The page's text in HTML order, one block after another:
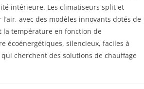
intérieure. Les climatiseurs split et
avec des modèles innovants dotés de
la température en fonction de
écoénergétiques, silencieux, faciles à
cherchent des solutions de chauffage